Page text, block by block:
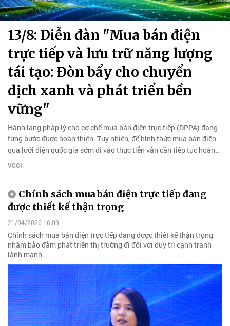
13/8: Diễn đàn "Mua bán điện
trực tiếp và lưu trữ năng lượng
tái tạo: Đòn bẩy cho chuyển
dịch xanh và phát triển bền
vững"
Hành lang pháp lý cho cơ chế mua bán điện trực tiếp (DPPA) đang
từng bước được hoàn thiện. Tuy nhiên, để hình thức mua bán điện
qua lưới điện quốc gia sớm đi vào thực tiễn vẫn cần tiếp tục hoàn
thiện các hướng dẫn triển khai.
VCCI
Chính sách mua bán điện trực tiếp đang
được thiết kế thận trọng
21/04/2026 16:09
Chính sách mua bán điện trực tiếp đang được thiết kế thận trọng,
nhằm bảo đảm phát triển thị trường đi đôi với duy trì cạnh tranh
lành mạnh.